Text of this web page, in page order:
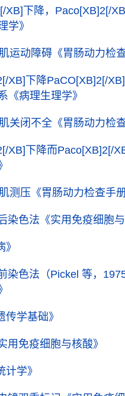
XB]下降，Paco[XB]2[/
学》
运动障碍 《胃肠动力检
XB]下降PaCO[XB]2[/
《病理生理学》
关闭不全 《胃肠动力检
XB]下降而Paco[XB]2[/
测压 《胃肠动力检查手册
染色法 《实用免疫细胞
》
染色法（Pickel 等，1975
传学基础》
用免疫细胞与核酸》
计学》